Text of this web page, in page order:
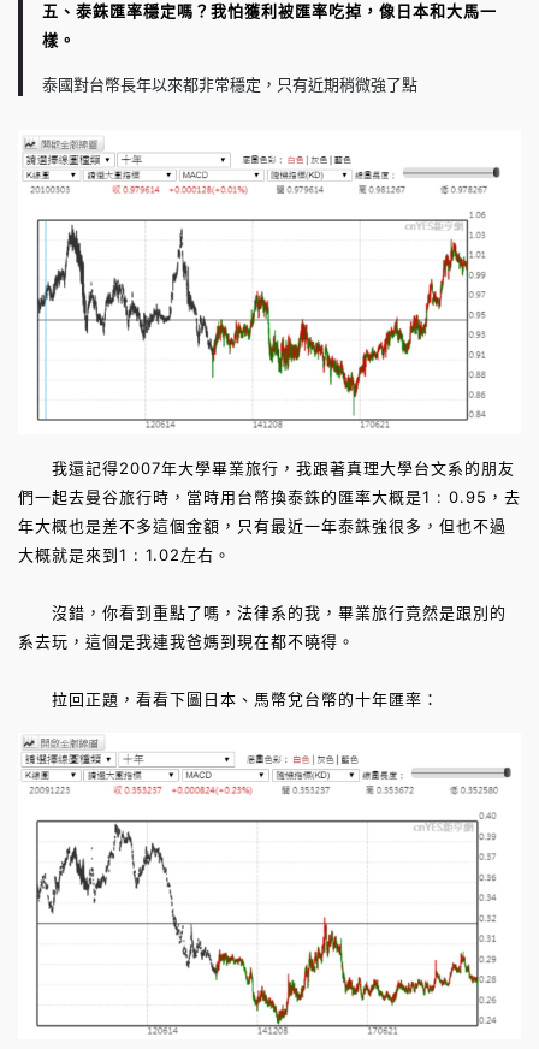
五、泰銖匯率穩定嗎？我怕獲利被匯率吃掉，像日本和大馬一
樣。
泰國對台幣長年以來都非常穩定，只有近期稍微強了點
我還記得2007年大學畢業旅行，我跟著真理大學台文系的朋友
們一起去曼谷旅行時，當時用台幣換泰銖的匯率大概是1 : 0.95，去
年大概也是差不多這個金額，只有最近一年泰銖強很多，但也不過
大概就是來到1 : 1.02左右。
沒錯，你看到重點了嗎，法律系的我，畢業旅行竟然是跟別的
系去玩，這個是我連我爸媽到現在都不曉得。
拉回正題，看看下圖日本、馬幣兌台幣的十年匯率：